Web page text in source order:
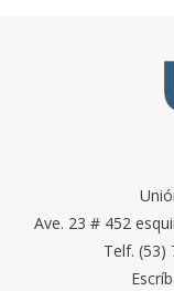
Ave. 23 # 452
Telf. (53)